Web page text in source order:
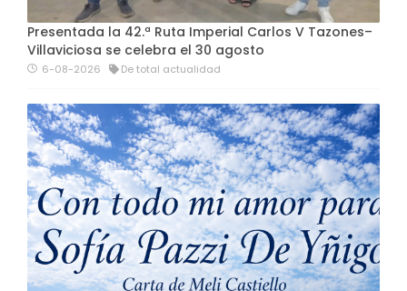
Presentada la 42.ª Ruta Imperial Carlos V Tazones–
Villaviciosa se celebra el 30 agosto
6-08-2026 De total actualidad